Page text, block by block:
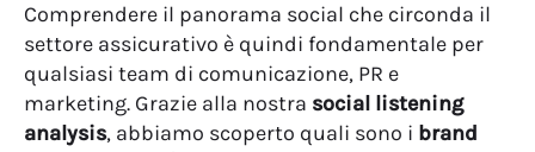
Comprendere il panorama social che circonda il
settore assicurativo è quindi fondamentale per
qualsiasi team di comunicazione, PR e
marketing. Grazie alla nostra social listening
analysis, abbiamo scoperto quali sono i brand